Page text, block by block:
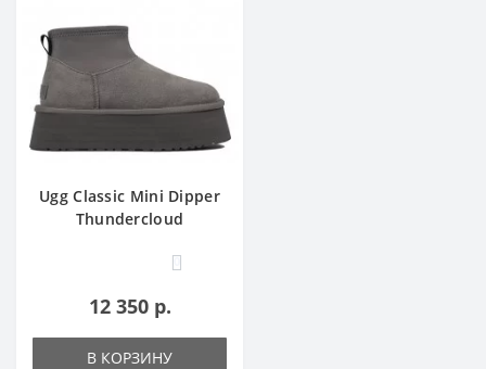
Ugg Classic Mini Dipper
Thundercloud
0
12 350 р.
В КОРЗИНУ